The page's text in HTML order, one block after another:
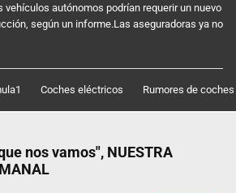
vehículos autónomos podrían requerir un nuevo
según un informe.Las aseguradoras ya no
Coches eléctricos Rumores de coches
nos vamos", NUESTRA